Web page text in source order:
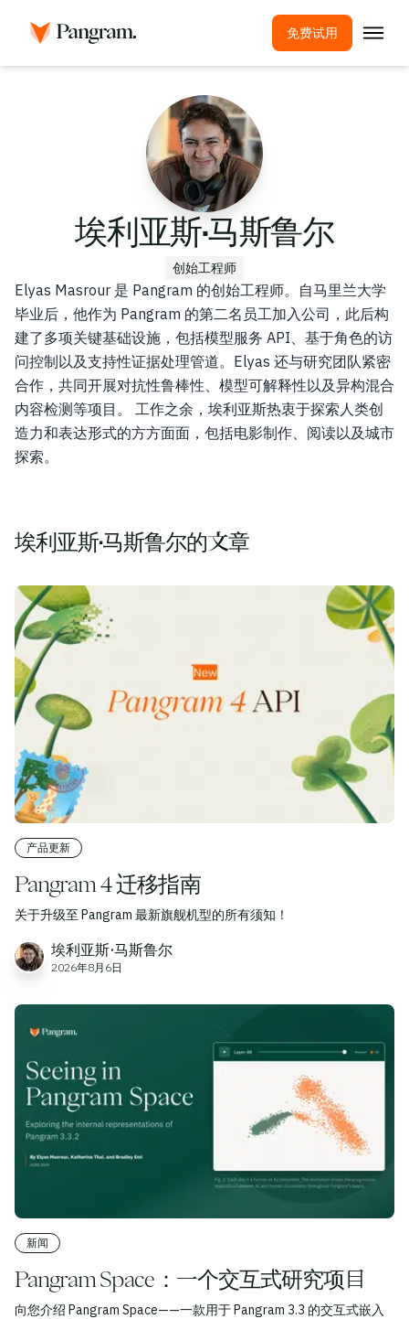
免费试用
抄袭检测工具
多语言AI检测
用例
公司
博客
埃利亚斯·马斯鲁尔
创始工程师
Elyas Masrour 是 Pangram 的创始工程师。自马里兰大学
毕业后，他作为 Pangram 的第二名员工加入公司，此后构
建了多项关键基础设施，包括模型服务 API、基于角色的访
问控制以及支持性证据处理管道。Elyas 还与研究团队紧密
合作，共同开展对抗性鲁棒性、模型可解释性以及异构混合
内容检测等项目。 工作之余，埃利亚斯热衷于探索人类创
造力和表达形式的方方面面，包括电影制作、阅读以及城市
探索。
埃利亚斯·马斯鲁尔的文章
产品更新
Pangram 4 迁移指南
关于升级至 Pangram 最新旗舰机型的所有须知！
埃利亚斯·马斯鲁尔
2026年8月6日
新闻
Pangram Space：一个交互式研究项目
向您介绍 Pangram Space——一款用于 Pangram 3.3 的交互式嵌入